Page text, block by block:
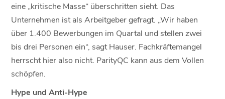
eine „kritische Masse“ überschritten sieht. Das
Unternehmen ist als Arbeitgeber gefragt. „Wir haben
über 1.400 Bewerbungen im Quartal und stellen zwei
bis drei Personen ein“, sagt Hauser. Fachkräftemangel
herrscht hier also nicht. ParityQC kann aus dem Vollen
schöpfen.
Hype und Anti-Hype